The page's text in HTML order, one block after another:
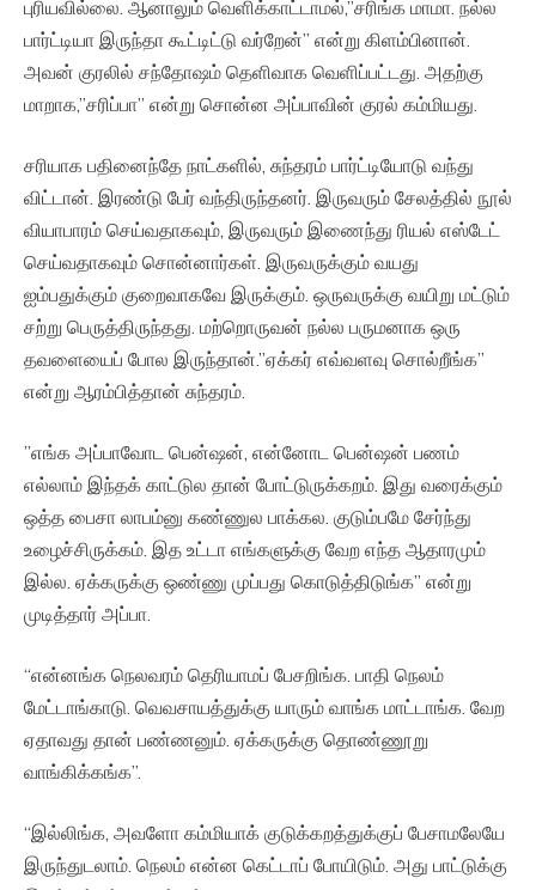
புரியவில்லை. ஆனாலும் வெளிக்காட்டாமல்,”சரிங்க மாமா. நல்ல
பார்ட்டியா இருந்தா கூட்டிட்டு வர்றேன்” என்று கிளம்பினான்.
அவன் குரலில் சந்தோஷம் தெளிவாக வெளிப்பட்டது. அதற்கு
மாறாக,”சரிப்பா” என்று சொன்ன அப்பாவின் குரல் கம்மியது.
சரியாக பதினைந்தே நாட்களில், சுந்தரம் பார்ட்டியோடு வந்து
விட்டான். இரண்டு பேர் வந்திருந்தனர். இருவரும் சேலத்தில் நூல்
வியாபாரம் செய்வதாகவும், இருவரும் இணைந்து ரியல் எஸ்டேட்
செய்வதாகவும் சொன்னார்கள். இருவருக்கும் வயது
ஐம்பதுக்கும் குறைவாகவே இருக்கும். ஒருவருக்கு வயிறு மட்டும்
சற்று பெருத்திருந்தது. மற்றொருவன் நல்ல பருமனாக ஒரு
தவளையைப் போல இருந்தான்.”ஏக்கர் எவ்வளவு சொல்றீங்க”
என்று ஆரம்பித்தான் சுந்தரம்.
”எங்க அப்பாவோட பென்ஷன், என்னோட பென்ஷன் பணம்
எல்லாம் இந்தக் காட்டுல தான் போட்டுருக்கறம். இது வரைக்கும்
ஒத்த பைசா லாபம்னு கண்ணுல பாக்கல. குடும்பமே சேர்ந்து
உழைச்சிருக்கம். இத உட்டா எங்களுக்கு வேற எந்த ஆதாரமும்
இல்ல. ஏக்கருக்கு ஒண்ணு முப்பது கொடுத்திடுங்க” என்று
முடித்தார் அப்பா.
“என்னங்க நெலவரம் தெரியாமப் பேசறிங்க. பாதி நெலம்
மேட்டாங்காடு. வெவசாயத்துக்கு யாரும் வாங்க மாட்டாங்க. வேற
ஏதாவது தான் பண்ணனும். ஏக்கருக்கு தொண்ணூறு
வாங்கிக்கங்க”.
“இல்லிங்க, அவளோ கம்மியாக் குடுக்கறத்துக்குப் பேசாமலேயே
இருந்துடலாம். நெலம் என்ன கெட்டாப் போயிடும். அது பாட்டுக்கு